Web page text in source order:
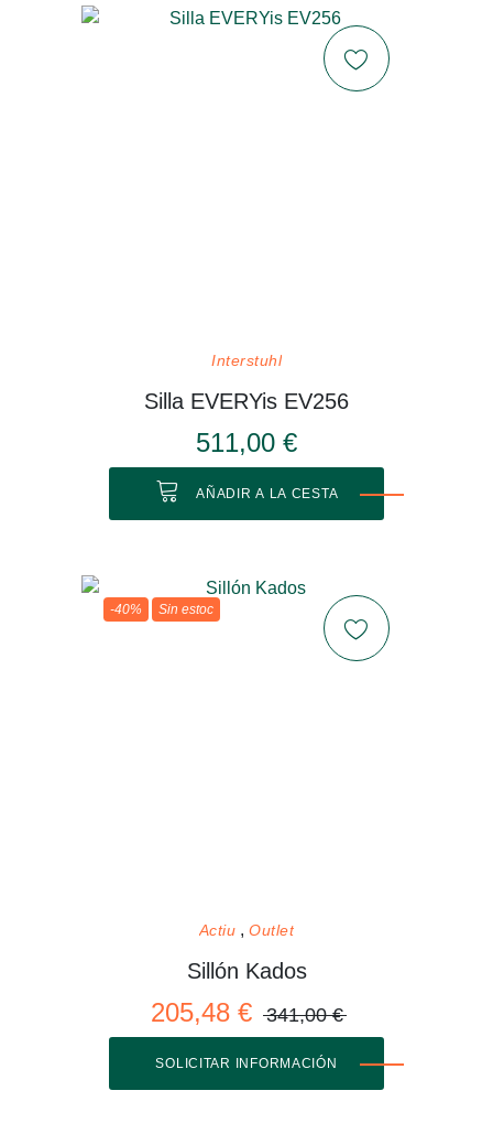
Interstuhl
Silla EVERYis EV256
511,00 €
AÑADIR A LA CESTA
-40% Sin estoc
Actiu Outlet
Sillón Kados
205,48 € 341,00 €
SOLICITAR INFORMACIÓN